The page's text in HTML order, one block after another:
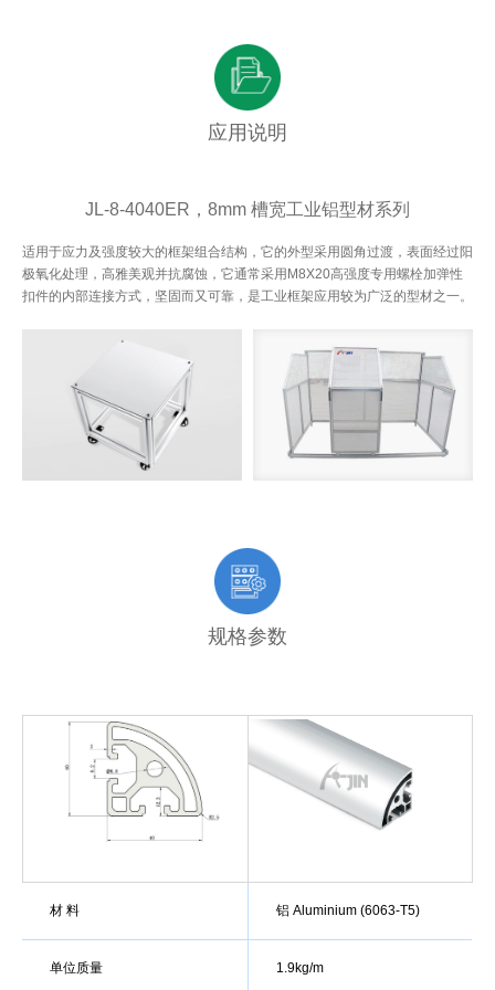
应用说明
JL-8-4040ER，8mm 槽宽工业铝型材系列
适用于应力及强度较大的框架组合结构，它的外型采用圆角过渡，表面经过阳
极氧化处理，高雅美观并抗腐蚀，它通常采用M8X20高强度专用螺栓加弹性
扣件的内部连接方式，坚固而又可靠，是工业框架应用较为广泛的型材之一。
规格参数
材 料 铝 Aluminium (6063-T5)
单位质量 1.9kg/m